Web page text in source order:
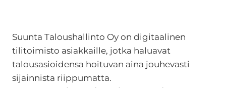
Suunta Taloushallinto Oy on digitaalinen
tilitoimisto asiakkaille, jotka haluavat
talousasioidensa hoituvan aina jouhevasti
sijainnista riippumatta.